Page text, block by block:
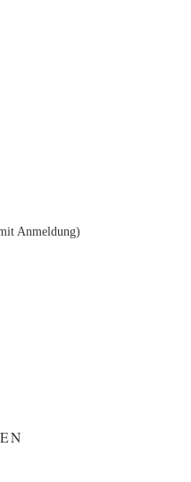
Anmeldung)